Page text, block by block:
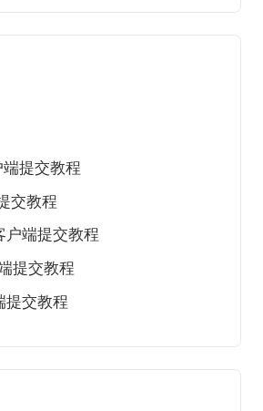
提交教程
交教程
端提交教程
提交教程
提交教程